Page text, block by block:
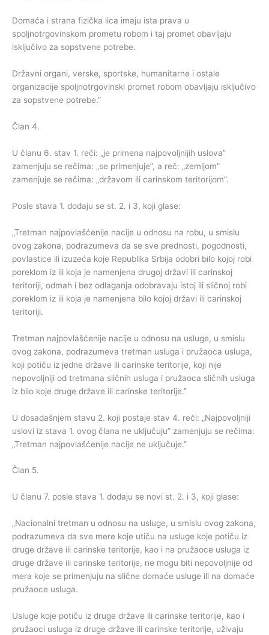
Domaća i strana fizička lica imaju ista prava u
spoljnotrgovinskom prometu robom i taj promet obavljaju
isključivo za sopstvene potrebe.
Državni organi, verske, sportske, humanitarne i ostale
organizacije spoljnotrgovinski promet robom obavljaju isključivo
za sopstvene potrebe.”
Član 4.
U članu 6. stav 1. reči: „je primena najpovoljnijih uslova”
zamenjuju se rečima: „se primenjuje”, a reč: „zemljom”
zamenjuje se rečima: „državom ili carinskom teritorijom”.
Posle stava 1. dodaju se st. 2. i 3, koji glase:
„Tretman najpovlašćenije nacije u odnosu na robu, u smislu
ovog zakona, podrazumeva da se sve prednosti, pogodnosti,
povlastice ili izuzeća koje Republika Srbija odobri bilo kojoj robi
poreklom iz ili koja je namenjena drugoj državi ili carinskoj
teritoriji, odmah i bez odlaganja odobravaju istoj ili sličnoj robi
poreklom iz ili koja je namenjena bilo kojoj državi ili carinskoj
teritoriji.
Tretman najpovlašćenije nacije u odnosu na usluge, u smislu
ovog zakona, podrazumeva tretman usluga i pružaoca usluga,
koji potiču iz jedne države ili carinske teritorije, koji nije
nepovoljniji od tretmana sličnih usluga i pružaoca sličnih usluga
iz bilo koje druge države ili carinske teritorije.”
U dosadašnjem stavu 2. koji postaje stav 4. reči: „Najpovoljniji
uslovi iz stava 1. ovog člana ne uključuju” zamenjuju se rečima:
„Tretman najpovlašćenije nacije ne uključuje.”
Član 5.
U članu 7. posle stava 1. dodaju se novi st. 2. i 3, koji glase:
„Nacionalni tretman u odnosu na usluge, u smislu ovog zakona,
podrazumeva da sve mere koje utiču na usluge koje potiču iz
druge države ili carinske teritorije, kao i na pružaoce usluga iz
druge države ili carinske teritorije, ne mogu biti nepovoljnije od
mera koje se primenjuju na slične domaće usluge ili na domaće
pružaoce usluga.
Usluge koje potiču iz druge države ili carinske teritorije, kao i
pružaoci usluga iz druge države ili carinske teritorije, uživaju